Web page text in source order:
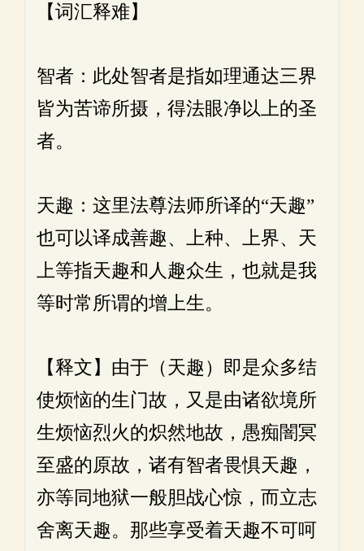
【词汇释难】
智者：此处智者是指如理通达三界
皆为苦谛所摄，得法眼净以上的圣
者。
天趣：这里法尊法师所译的“天趣”
也可以译成善趣、上种、上界、天
上等指天趣和人趣众生，也就是我
等时常所谓的增上生。
【释文】由于（天趣）即是众多结
使烦恼的生门故，又是由诸欲境所
生烦恼烈火的炽然地故，愚痴闇冥
至盛的原故，诸有智者畏惧天趣，
亦等同地狱一般胆战心惊，而立志
舍离天趣。那些享受着天趣不可呵